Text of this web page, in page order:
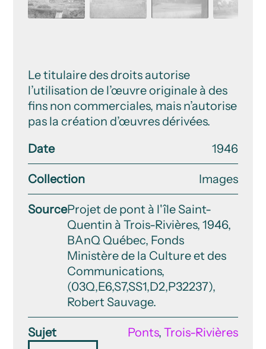
Le titulaire des droits autorise
l’utilisation de l’œuvre originale à des
fins non commerciales, mais n’autorise
pas la création d’œuvres dérivées.
Date
1946
Collection Images
SourceProjet de pont à l'île Saint-
Quentin à Trois-Rivières, 1946,
BAnQ Québec, Fonds
Ministère de la Culture et des
Communications,
(03Q,E6,S7,SS1,D2,P32237),
Robert Sauvage.
Sujet Ponts, Trois-Rivières